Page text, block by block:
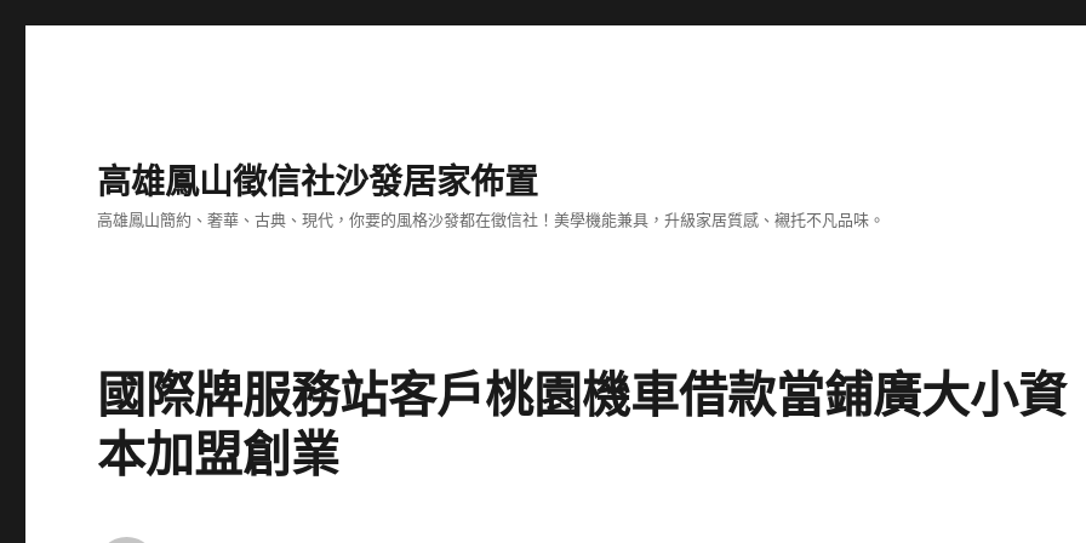
高雄鳳山徵信社沙發居家佈置
高雄鳳山簡約、奢華、古典、現代，你要的風格沙發都在徵信社！美學機能兼具，升級家居質感、襯托不凡品味。
國際牌服務站客戶桃園機車借款當鋪廣大小資
本加盟創業